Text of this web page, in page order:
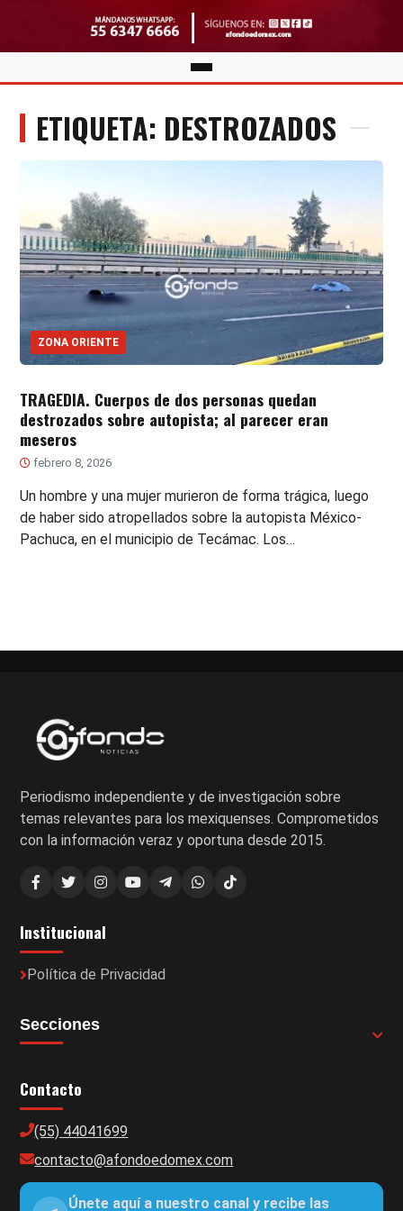
ETIQUETA: DESTROZADOS
ZONA ORIENTE
TRAGEDIA. Cuerpos de dos personas quedan
destrozados sobre autopista; al parecer eran
meseros
febrero 8, 2026
Un hombre y una mujer murieron de forma trágica, luego
de haber sido atropellados sobre la autopista México-
Pachuca, en el municipio de Tecámac. Los…
Periodismo independiente y de investigación sobre
temas relevantes para los mexiquenses. Comprometidos
con la información veraz y oportuna desde 2015.
Institucional
Política de Privacidad
Secciones
Contacto
(55) 44041699
contacto@afondoedomex.com
Únete aquí a nuestro canal y recibe las